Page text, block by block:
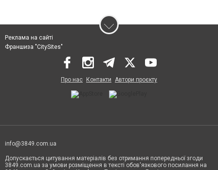
Реклама на сайті
Франшиза "CitySites"
Про нас Контакти Автори проєкту
info@3849.com.ua
Допускається цитування матеріалів без отримання попередньої згоди
3849.com.ua за умови розміщення в тексті обов'язкового посилання на